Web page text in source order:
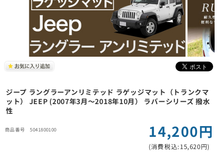
ジープ ラングラーアンリミテッド ラゲッジマット（トランクマ
ット） JEEP (2007年3月～2018年10月） ラバーシリーズ 撥水
性
5041800100 14,200円
(消費税込:15,620円)